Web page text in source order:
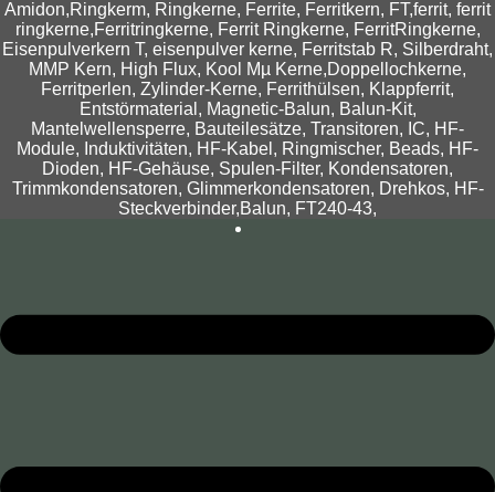
Amidon,Ringkerm, Ringkerne, Ferrite, Ferritkern, FT,ferrit, ferrit
ringkerne,Ferritringkerne, Ferrit Ringkerne, FerritRingkerne,
Eisenpulverkern T, eisenpulver kerne, Ferritstab R, Silberdraht,
MMP Kern, High Flux, Kool Mµ Kerne,Doppellochkerne,
Ferritperlen, Zylinder-Kerne, Ferrithülsen, Klappferrit,
Entstörmaterial, Magnetic-Balun, Balun-Kit,
Mantelwellensperre, Bauteilesätze, Transitoren, IC, HF-
Module, Induktivitäten, HF-Kabel, Ringmischer, Beads, HF-
Dioden, HF-Gehäuse, Spulen-Filter, Kondensatoren,
Trimmkondensatoren, Glimmerkondensatoren, Drehkos, HF-
Steckverbinder,Balun, FT240-43,